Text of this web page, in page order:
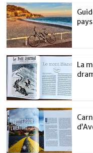
pays
La